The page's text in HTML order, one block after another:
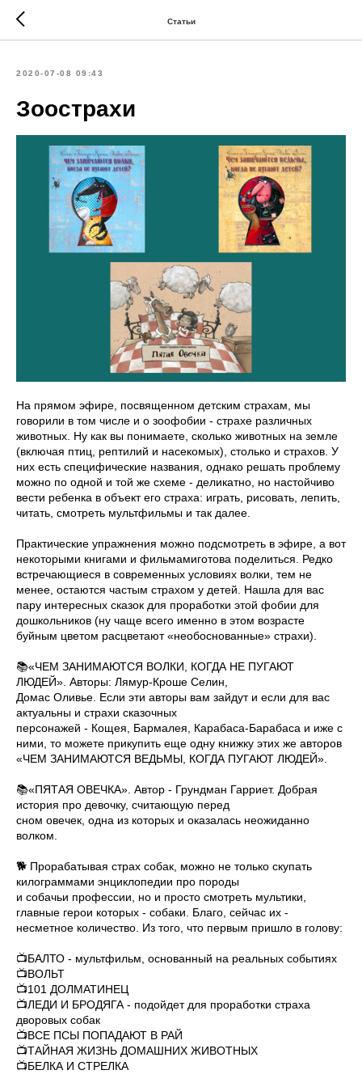
Статьи
2020-07-08 09:43
Зоострахи
На прямом эфире, посвященном детским страхам, мы
говорили в том числе и о зоофобии - страхе различных
животных. Ну как вы понимаете, сколько животных на земле
(включая птиц, рептилий и насекомых), столько и страхов. У
них есть специфические названия, однако решать проблему
можно по одной и той же схеме - деликатно, но настойчиво
вести ребенка в объект его страха: играть, рисовать, лепить,
читать, смотреть мультфильмы и так далее.
Практические упражнения можно подсмотреть в эфире, а вот
некоторыми книгами и фильмамиготова поделиться. Редко
встречающиеся в современных условиях волки, тем не
менее, остаются частым страхом у детей. Нашла для вас
пару интересных сказок для проработки этой фобии для
дошкольников (ну чаще всего именно в этом возрасте
буйным цветом расцветают «необоснованные» страхи).
📚«ЧЕМ ЗАНИМАЮТСЯ ВОЛКИ, КОГДА НЕ ПУГАЮТ
ЛЮДЕЙ». Авторы: Лямур-Кроше Селин,
Домас Оливье. Если эти авторы вам зайдут и если для вас
актуальны и страхи сказочных
персонажей - Кощея, Бармалея, Карабаса-Барабаса и иже с
ними, то можете прикупить еще одну книжку этих же авторов
«ЧЕМ ЗАНИМАЮТСЯ ВЕДЬМЫ, КОГДА ПУГАЮТ ЛЮДЕЙ».
📚«ПЯТАЯ ОВЕЧКА». Автор - Грундман Гарриет. Добрая
история про девочку, считающую перед
сном овечек, одна из которых и оказалась неожиданно
волком.
🐕 Прорабатывая страх собак, можно не только скупать
килограммами энциклопедии про породы
и собачьи профессии, но и просто смотреть мультики,
главные герои которых - собаки. Благо, сейчас их -
несметное количество. Из того, что первым пришло в голову:
📺БАЛТО - мультфильм, основанный на реальных событиях
📺ВОЛЬТ
📺101 ДОЛМАТИНЕЦ
📺ЛЕДИ И БРОДЯГА - подойдет для проработки страха
дворовых собак
📺ВСЕ ПСЫ ПОПАДАЮТ В РАЙ
📺ТАЙНАЯ ЖИЗНЬ ДОМАШНИХ ЖИВОТНЫХ
📺БЕЛКА И СТРЕЛКА